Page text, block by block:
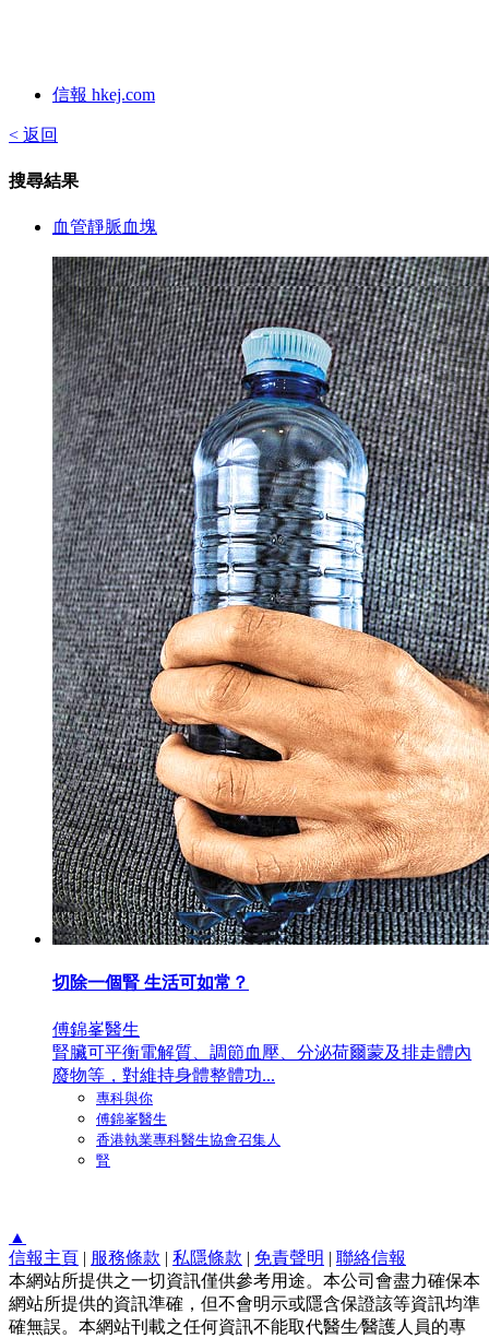
信報 hkej.com
< 返回
搜尋結果
血管靜脈血塊
切除一個腎 生活可如常？
傅錦峯醫生
腎臟可平衡電解質、調節血壓、分泌荷爾蒙及排走體內
廢物等，對維持身體整體功...
專科與你
傅錦峯醫生
香港執業專科醫生協會召集人
腎
▲
信報主頁 | 服務條款 | 私隱條款 | 免責聲明 | 聯絡信報
本網站所提供之一切資訊僅供參考用途。本公司會盡力確保本
網站所提供的資訊準確，但不會明示或隱含保證該等資訊均準
確無誤。本網站刊載之任何資訊不能取代醫生∕醫護人員的專